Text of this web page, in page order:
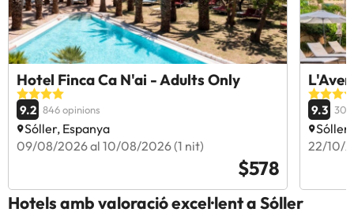
Hotel Finca Ca N'ai - Adults Only
9.2 846 opinions
Sóller, Espanya
09/08/2026 al 10/08/2026 (1 nit)
$578
9.3 306
Sóller,
22/10/
Hotels amb valoració excel·lent a Sóller